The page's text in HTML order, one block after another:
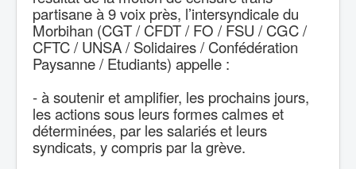
partisane à 9 voix près, l’intersyndicale du
Morbihan (CGT / CFDT / FO / FSU / CGC /
CFTC / UNSA / Solidaires / Confédération
Paysanne / Etudiants) appelle :
- à soutenir et amplifier, les prochains jours,
les actions sous leurs formes calmes et
déterminées, par les salariés et leurs
syndicats, y compris par la grève.